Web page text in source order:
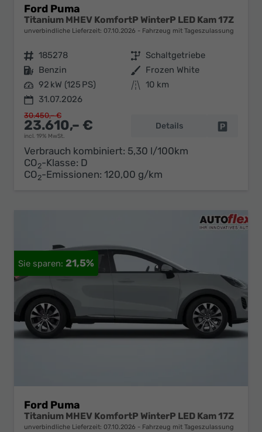
Ford Puma
Titanium MHEV KomfortP WinterP LED Kam 17Z
unverbindliche Lieferzeit: 07.10.2026 Fahrzeug mit Tageszulassung
Fahrzeugnr. 185278 Getriebe Schaltgetriebe
Kraftstoff Benzin Außenfarbe Frozen White
Leistung 92 kW (125 PS) Kilometerstand 10 km
31.07.2026
23.610,– €
incl. 19% MwSt.
30.450,– €
Details
Verbrauch kombiniert: 5,30 l/100km
CO2-Klasse: D
CO2-Emissionen: 120,00 g/km
21,5%
Ford Puma
Titanium MHEV KomfortP WinterP LED Kam 17Z
unverbindliche Lieferzeit: 07.10.2026 Fahrzeug mit Tageszulassung